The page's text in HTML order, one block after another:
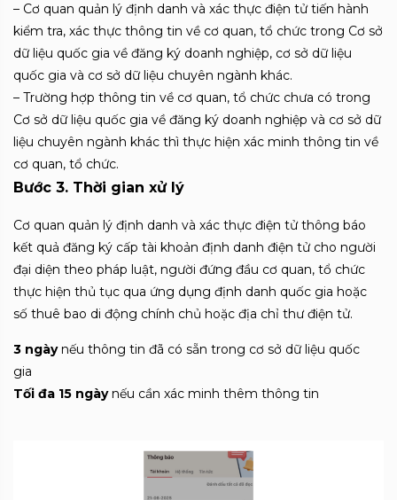
– Cơ quan quản lý định danh và xác thực điện tử tiến hành
kiểm tra, xác thực thông tin về cơ quan, tổ chức trong Cơ sở
dữ liệu quốc gia về đăng ký doanh nghiệp, cơ sở dữ liệu
quốc gia và cơ sở dữ liệu chuyên ngành khác.
– Trường hợp thông tin về cơ quan, tổ chức chưa có trong
Cơ sở dữ liệu quốc gia về đăng ký doanh nghiệp và cơ sở dữ
liệu chuyên ngành khác thì thực hiện xác minh thông tin về
cơ quan, tổ chức.
Bước 3. Thời gian xử lý
Cơ quan quản lý định danh và xác thực điện tử thông báo
kết quả đăng ký cấp tài khoản định danh điện tử cho người
đại diện theo pháp luật, người đứng đầu cơ quan, tổ chức
thực hiện thủ tục qua ứng dụng định danh quốc gia hoặc
số thuê bao di động chính chủ hoặc địa chỉ thư điện tử.
3 ngàynếu thông tin đã có sẵn trong cơ sở dữ liệu quốc
gia
Tối đa 15 ngàynếu cần xác minh thêm thông tin